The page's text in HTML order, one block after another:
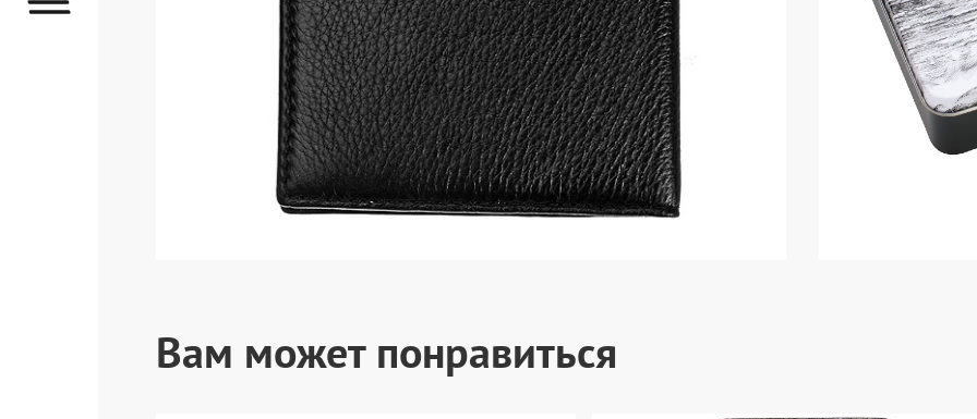
Вам может понравиться